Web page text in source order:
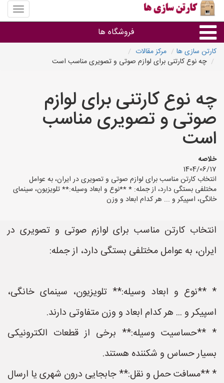
منوی
سایت
سازی
فروشگاه ها
کارتن جعبه
سایر گروه ها
فروشنده های کارتن جعبه
کارتن سازی ها
مرکز مقالات
چه نوع کارتنی برای لوازم صوتی و تصویری مناسب است
چه نوع کارتنی برای لوازم
صوتی و تصویری مناسب
است
خلاصه
1404/06/17
انتخاب کارتن مناسب برای لوازم صوتی و تصویری در ایران، به عوامل
مختلفی بستگی دارد، از جمله: * **نوع و ابعاد وسیله:** تلویزیون، سینمای
خانگی، اسپیکر و ... هر کدام ابعاد و وزن
انتخاب کارتن مناسب برای لوازم صوتی و تصویری در
ایران، به عوامل مختلفی بستگی دارد، از جمله:
* **نوع و ابعاد وسیله:** تلویزیون، سینمای خانگی،
اسپیکر و ... هر کدام ابعاد و وزن متفاوتی دارند.
* **حساسیت وسیله:** برخی از قطعات الکترونیکی
بسیار حساس و شکننده هستند.
* **مسافت حمل و نقل:** جابجایی درون شهری یا ارسال